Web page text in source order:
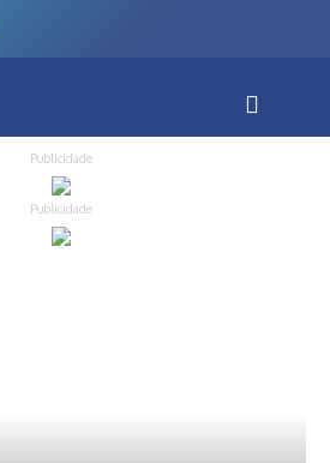
Publicidade
Publicidade